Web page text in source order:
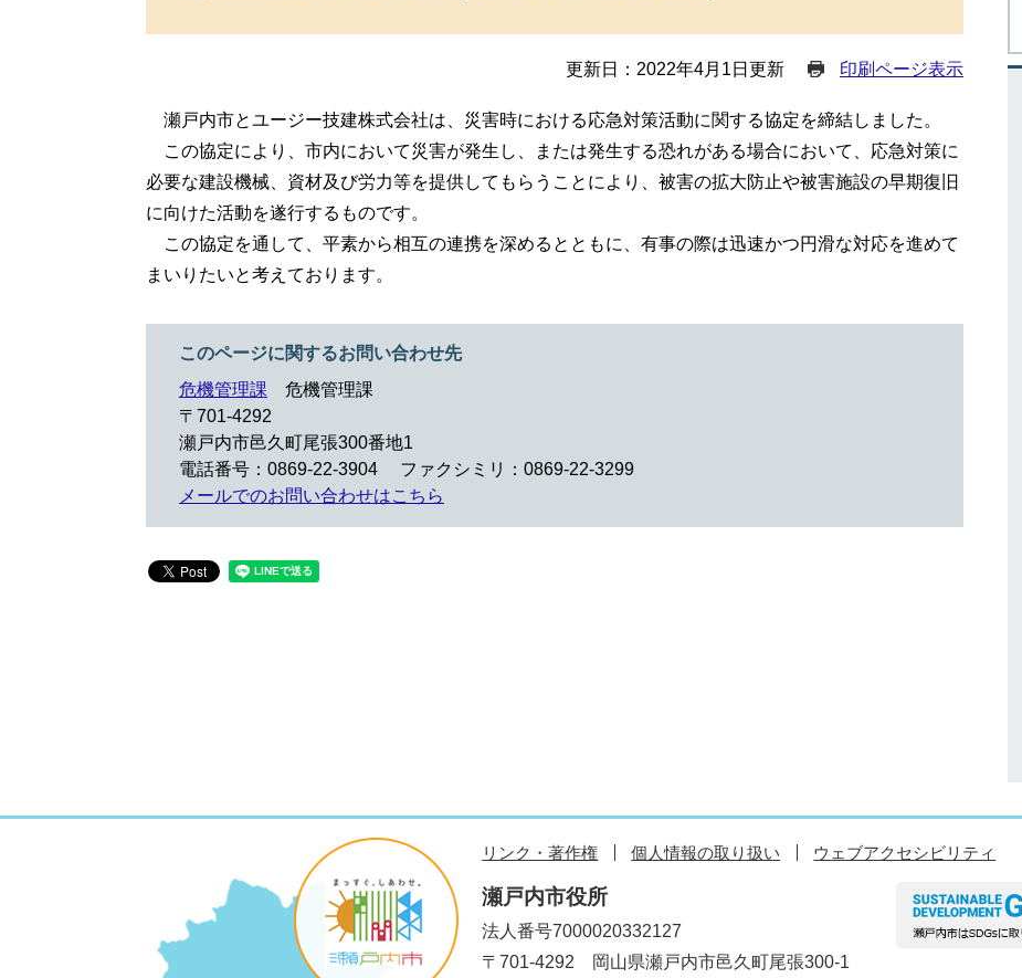
更新日：2022年4月1日更新 印刷ページ表示
瀬戸内市とユージー技建株式会社は、災害時における応急対策活動に関する協定を締結しました。
この協定により、市内において災害が発生し、または発生する恐れがある場合において、応急対策に
必要な建設機械、資材及び労力等を提供してもらうことにより、被害の拡大防止や被害施設の早期復旧
に向けた活動を遂行するものです。
この協定を通して、平素から相互の連携を深めるとともに、有事の際は迅速かつ円滑な対応を進めて
まいりたいと考えております。
このページに関するお問い合わせ先
危機管理課
危機管理課
〒701-4292
瀬戸内市邑久町尾張300番地1
電話番号：0869-22-3904
ファクシミリ：0869-22-3299
メールでのお問い合わせはこちら
リンク・著作権 個人情報の取り扱い ウェブアクセシビリティ
瀬戸内市役所
法人番号7000020332127
〒701-4292 岡山県瀬戸内市邑久町尾張300-1